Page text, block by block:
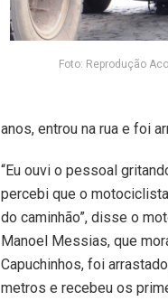
Foto: Reprodução
anos, entrou na rua e foi
“Eu ouvi o pessoal
percebi que o
do caminhão”, disse o
Manoel Messias, que
Capuchinhos, foi
metros e recebeu os